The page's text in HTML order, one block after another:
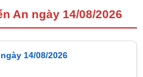
An ngày 14/08/2026
14/08/2026